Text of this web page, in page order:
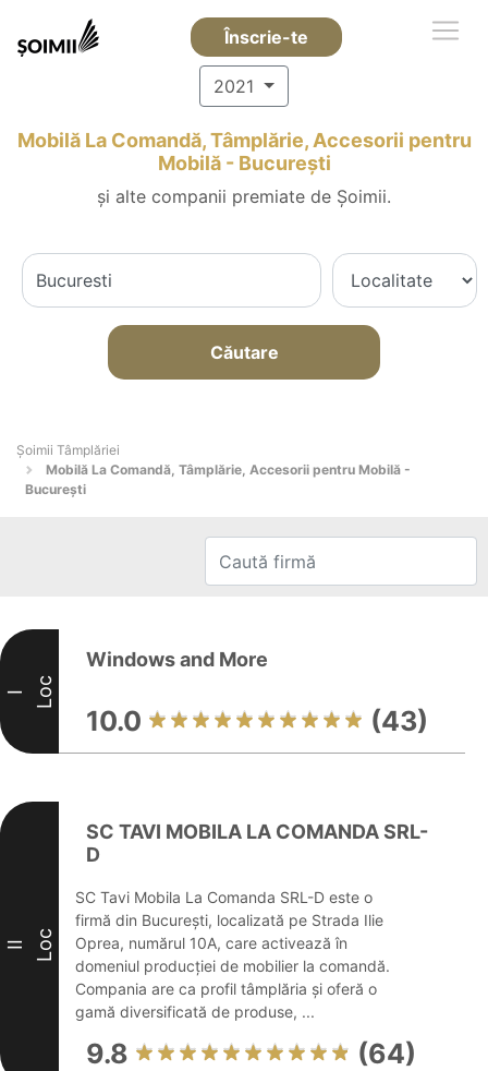
Înscrie-te
2021
Mobilă La Comandă, Tâmplărie, Accesorii pentru
Mobilă - Bucureşti
și alte companii premiate de Șoimii.
Căutare
Șoimii Tâmplăriei
Mobilă La Comandă, Tâmplărie, Accesorii pentru Mobilă -
Bucureşti
I Loc
Windows and More
10.0 (43)
II Loc
SC TAVI MOBILA LA COMANDA SRL-
D
SC Tavi Mobila La Comanda SRL-D este o
firmă din București, localizată pe Strada Ilie
Oprea, numărul 10A, care activează în
domeniul producției de mobilier la comandă.
Compania are ca profil tâmplăria și oferă o
gamă diversificată de produse, ...
9.8 (64)